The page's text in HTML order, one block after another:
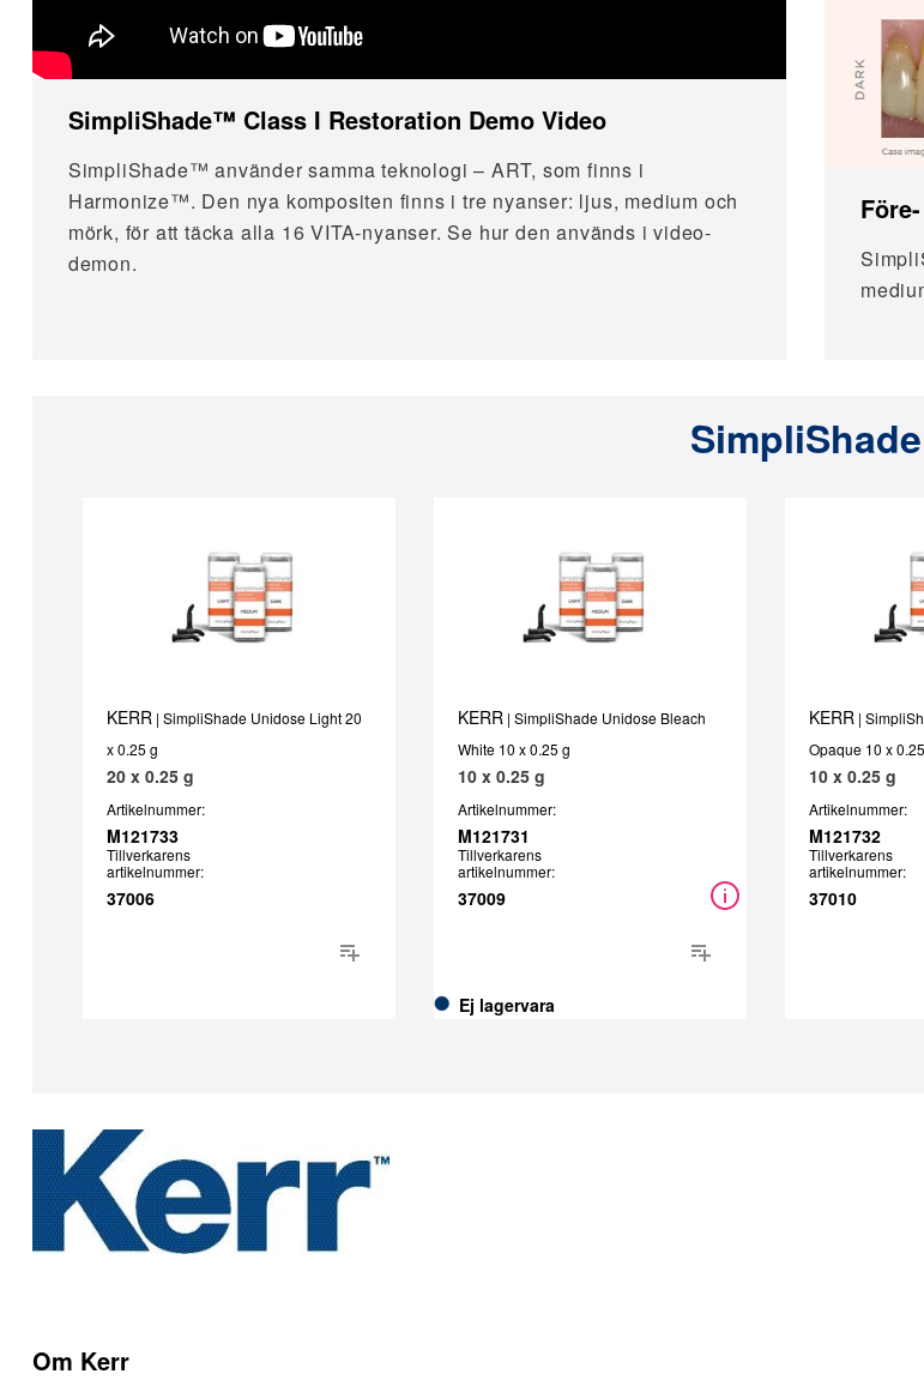
SimpliShade™ Class I Restoration Demo Video
SimpliShade™ använder samma teknologi – ART, som finns i
Harmonize™. Den nya kompositen finns i tre nyanser: ljus, medium och
mörk, för att täcka alla 16 VITA-nyanser. Se hur den används i video-
demon.
SimpliShade
KERR | SimpliShade Unidose Light 20
x 0.25 g
20 x 0.25 g
Artikelnummer:
M121733
Tillverkarens
artikelnummer:
37006
KERR | SimpliShade Unidose Bleach
White 10 x 0.25 g
10 x 0.25 g
Artikelnummer:
M121731
Ej lagervara
Tillverkarens
artikelnummer:
37009
KERR |
Opaque 10 x
10 x 0.25 g
Artikelnummer:
M121732
Tillverkarens
artikelnummer:
37010
Om Kerr